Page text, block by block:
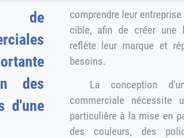
de
d'une
comprendre leur
cible, afin de créer une brochure qui
reflète leur marque et
besoins.
La conception d'une brochure
commerciale nécessite
particulière à la mise en page, au choix
des couleurs, des